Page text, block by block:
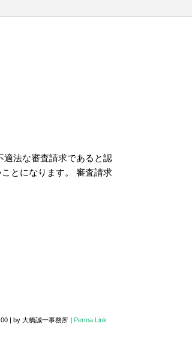
適法な審査請求であると認
とになります。 審査請求
| by 大橋誠一事務所 | Perma Link